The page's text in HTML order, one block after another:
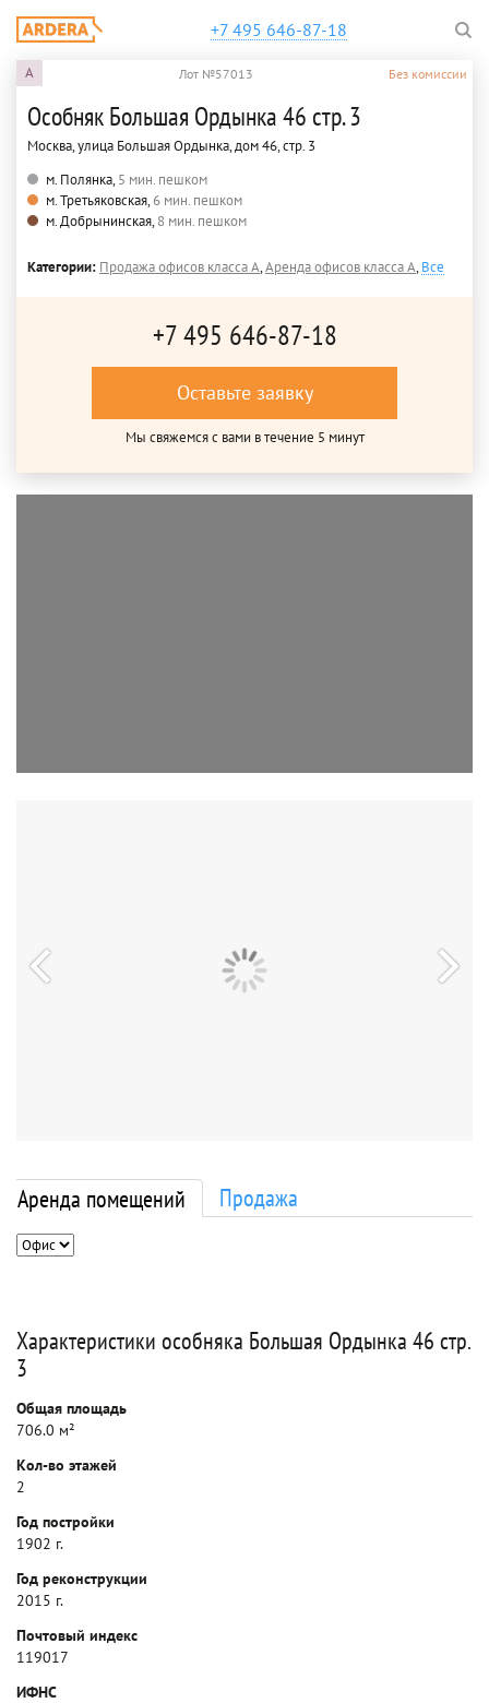
+7 495 646-87-18
A Лот №57013 Без комиссии
Особняк Большая Ордынка 46 стр. 3
Москва, улица Большая Ордынка, дом 46, стр. 3
м. Полянка,5 мин. пешком
м. Третьяковская,6 мин. пешком
м. Добрынинская,8 мин. пешком
Категории: Продажа офисов класса A,Аренда офисов класса A,Все
+7 495 646-87-18
Оставьте заявку
Мы свяжемся с вами в течение 5 минут
Аренда помещений Продажа
Характеристики особняка Большая Ордынка 46 стр.
3
Общая площадь
706.0 м²
Кол-во этажей
2
Год постройки
1902 г.
Год реконструкции
2015 г.
Почтовый индекс
119017
ИФНС